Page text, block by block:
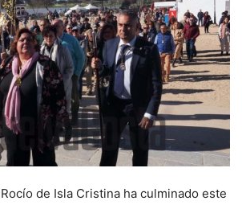
de Isla Cristina ha culminado este